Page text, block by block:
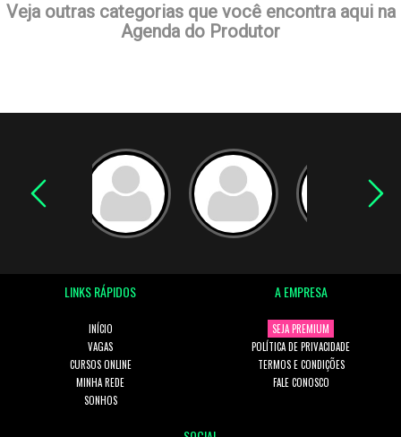
Veja outras categorias que você encontra aqui na
Agenda do Produtor
LINKS RÁPIDOS
INÍCIO
VAGAS
CURSOS ONLINE
MINHA REDE
SONHOS
A EMPRESA
SEJA PREMIUM
POLÍTICA DE PRIVACIDADE
TERMOS E CONDIÇÕES
FALE CONOSCO